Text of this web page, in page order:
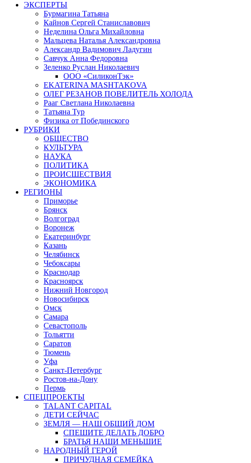
ЭКСПЕРТЫ
Бурмагина Татьяна
Кайнов Сергей Станиславович
Неделина Ольга Михайловна
Мальцева Наталья Александровна
Александр Вадимович Ладугин
Савчук Анна Федоровна
Зеленко Руслан Николаевич
ООО «СиликонТэк»
EKATERINA MASHTAKOVA
ОЛЕГ РЕЗАНОВ ПОВЕЛИТЕЛЬ ХОЛОДА
Рааг Светлана Николаевна
Татьяна Тур
Физика от Побединского
РУБРИКИ
ОБЩЕСТВО
КУЛЬТУРА
НАУКА
ПОЛИТИКА
ПРОИСШЕСТВИЯ
ЭКОНОМИКА
РЕГИОНЫ
Приморье
Брянск
Волгоград
Воронеж
Екатеринбург
Казань
Челябинск
Чебоксары
Краснодар
Красноярск
Нижний Новгород
Новосибирск
Омск
Самара
Севастополь
Тольятти
Саратов
Тюмень
Уфа
Санкт-Петербург
Ростов-на-Дону
Пермь
СПЕЦПРОЕКТЫ
TALANT CAPITAL
ДЕТИ СЕЙЧАС
ЗЕМЛЯ — НАШ ОБЩИЙ ДОМ
СПЕШИТЕ ДЕЛАТЬ ДОБРО
БРАТЬЯ НАШИ МЕНЬШИЕ
НАРОДНЫЙ ГЕРОЙ
ПРИЧУДНАЯ СЕМЕЙКА